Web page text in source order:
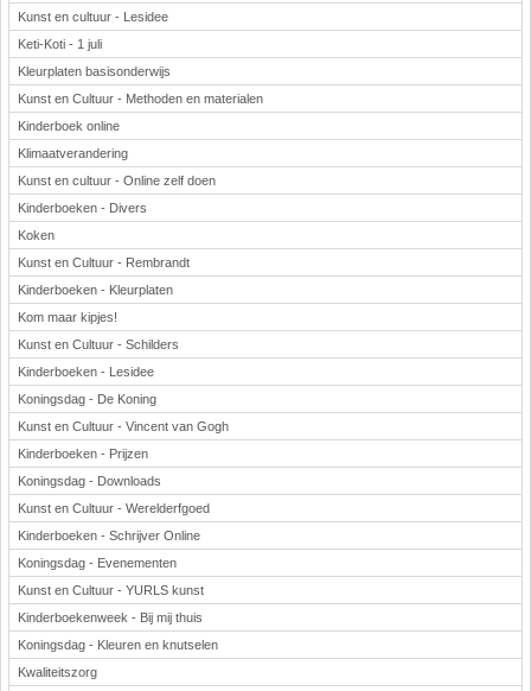
Kunst en cultuur - Lesidee
Keti-Koti - 1 juli
Kleurplaten basisonderwijs
Kunst en Cultuur - Methoden en materialen
Kinderboek online
Klimaatverandering
Kunst en cultuur - Online zelf doen
Kinderboeken - Divers
Koken
Kunst en Cultuur - Rembrandt
Kinderboeken - Kleurplaten
Kom maar kipjes!
Kunst en Cultuur - Schilders
Kinderboeken - Lesidee
Koningsdag - De Koning
Kunst en Cultuur - Vincent van Gogh
Kinderboeken - Prijzen
Koningsdag - Downloads
Kunst en Cultuur - Werelderfgoed
Kinderboeken - Schrijver Online
Koningsdag - Evenementen
Kunst en Cultuur - YURLS kunst
Kinderboekenweek - Bij mij thuis
Koningsdag - Kleuren en knutselen
Kwaliteitszorg